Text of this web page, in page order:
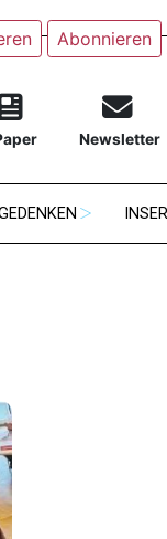
Abonnieren
Newsletter